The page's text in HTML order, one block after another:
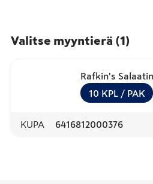
Valitse myyntierä (1 )
Rafkin's
10 KPL / PAK
KUPA 6416812000376